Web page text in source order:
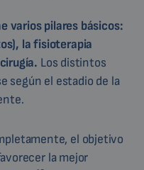
varios pilares básicos:
la fisioterapia
Los distintos
según el estadio de la
el objetivo
la mejor